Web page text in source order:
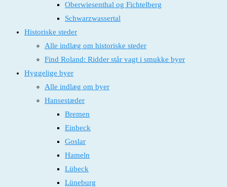
Oberwiesenthal og Fichtelberg
Schwarzwassertal
Historiske steder
Alle indlæg om historiske steder
Find Roland: Ridder står vagt i smukke byer
Hyggelige byer
Alle indlæg om byer
Hansestæder
Bremen
Einbeck
Goslar
Hameln
Lübeck
Lüneburg